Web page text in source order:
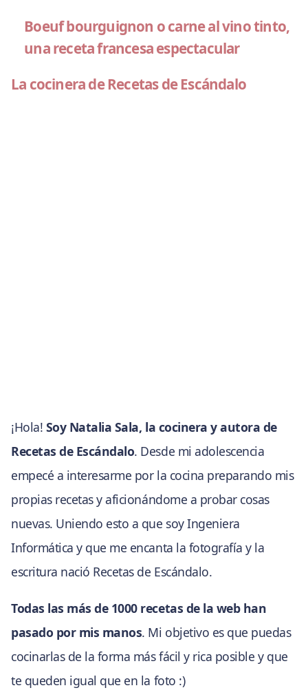
Boeuf bourguignon o carne al vino tinto,
una receta francesa espectacular
La cocinera de Recetas de Escándalo
¡Hola! Soy Natalia Sala, la cocinera y autora de
Recetas de Escándalo. Desde mi adolescencia
empecé a interesarme por la cocina preparando mis
propias recetas y aficionándome a probar cosas
nuevas. Uniendo esto a que soy Ingeniera
Informática y que me encanta la fotografía y la
escritura nació Recetas de Escándalo.
Todas las más de 1000 recetas de la web han
pasado por mis manos. Mi objetivo es que puedas
cocinarlas de la forma más fácil y rica posible y que
te queden igual que en la foto :)